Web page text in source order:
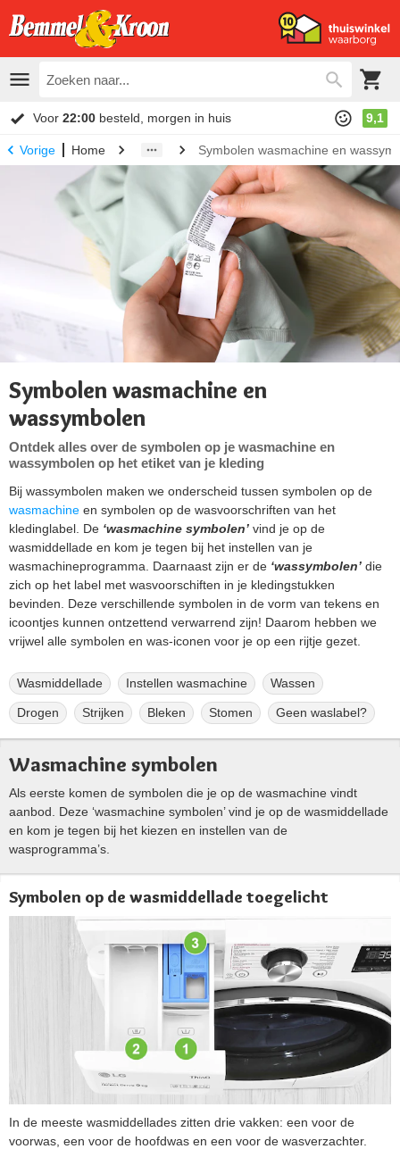
Voor 22:00 besteld, morgen in huis 9,1
Vorige Home Symbolen wasmachine en
Symbolen wasmachine en
wassymbolen
Ontdek alles over de symbolen op je wasmachine en
wassymbolen op het etiket van je kleding
Bij wassymbolen maken we onderscheid tussen symbolen op de
wasmachine en symbolen op de wasvoorschriften van het
kledinglabel. De ‘wasmachine symbolen’ vind je op de
wasmiddellade en kom je tegen bij het instellen van je
wasmachineprogramma. Daarnaast zijn er de ‘wassymbolen’ die
zich op het label met wasvoorschiften in je kledingstukken
bevinden. Deze verschillende symbolen in de vorm van tekens en
icoontjes kunnen ontzettend verwarrend zijn! Daarom hebben we
vrijwel alle symbolen en was-iconen voor je op een rijtje gezet.
Wasmiddellade Instellen wasmachine Wassen
Drogen Strijken Bleken Stomen Geen waslabel?
Wasmachine symbolen
Als eerste komen de symbolen die je op de wasmachine vindt
aanbod. Deze ‘wasmachine symbolen’ vind je op de wasmiddellade
en kom je tegen bij het kiezen en instellen van de
wasprogramma’s.
Symbolen op de wasmiddellade toegelicht
In de meeste wasmiddellades zitten drie vakken: een voor de
voorwas, een voor de hoofdwas en een voor de wasverzachter.